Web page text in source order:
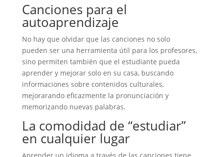
Canciones para el
autoaprendizaje
No hay que olvidar que las canciones no solo
pueden ser una herramienta útil para los profesores,
sino permiten también que el estudiante pueda
aprender y mejorar solo en su casa, buscando
informaciones sobre contenidos culturales,
mejorarando eficazmente la pronunciación y
memorizando nuevas palabras.
La comodidad de “estudiar”
en cualquier lugar